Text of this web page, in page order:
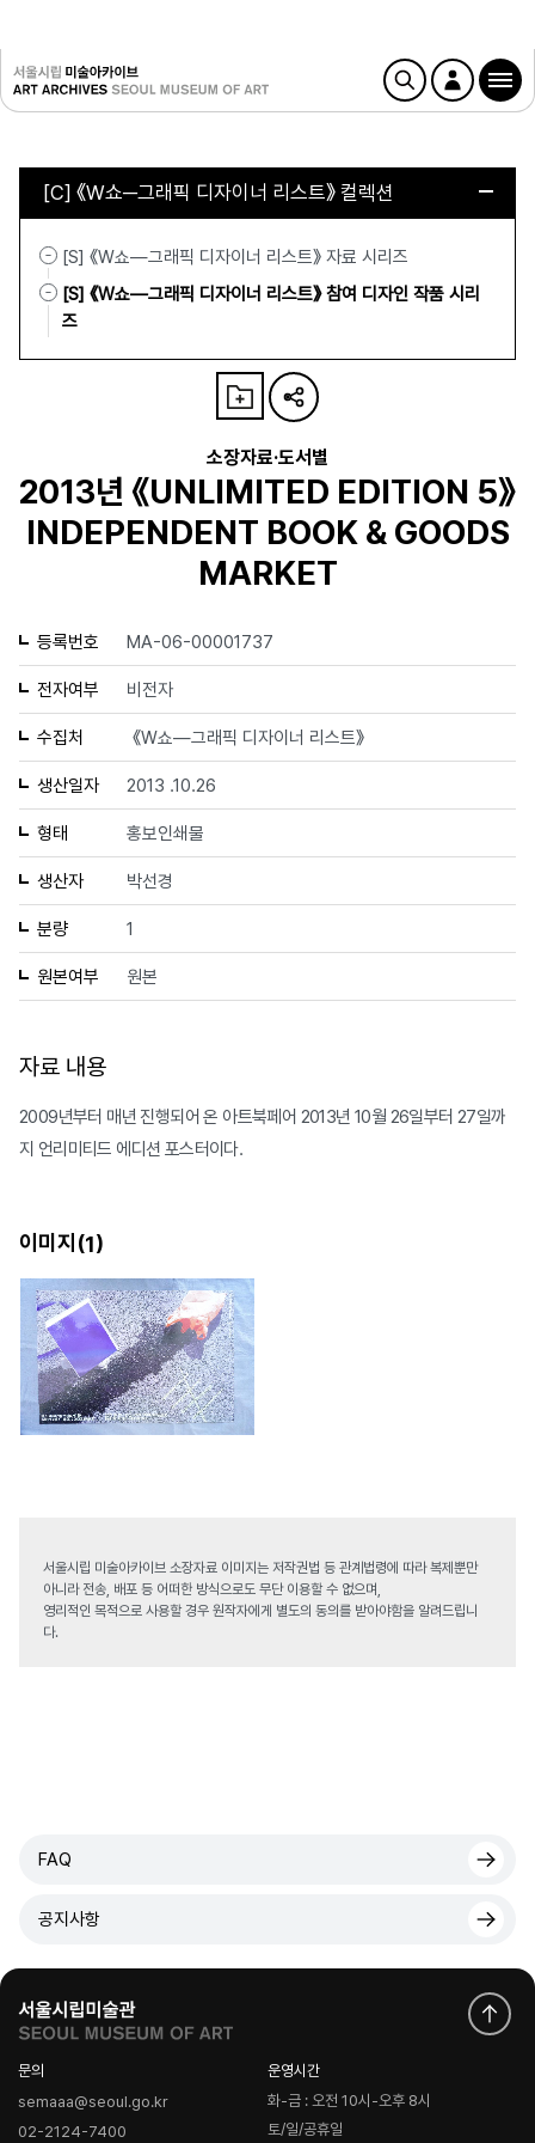
[C] 《W쇼─그래픽 디자이너 리스트》 컬렉션
[S] 《W쇼—그래픽 디자이너 리스트》 자료 시리즈
[S] 《W쇼—그래픽 디자이너 리스트》 참여 디자인 작품 시리
즈
소장자료·도서별
2013년 《UNLIMITED EDITION 5》
INDEPENDENT BOOK & GOODS
MARKET
등록번호 MA-06-00001737
전자여부 비전자
수집처 《W쇼—그래픽 디자이너 리스트》
생산일자 2013 .10.26
형태 홍보인쇄물
생산자 박선경
분량 1
원본여부 원본
자료 내용
2009년부터 매년 진행되어 온 아트북페어 2013년 10월 26일부터 27일까
지 언리미티드 에디션 포스터이다.
이미지(1)
서울시립 미술아카이브 소장자료 이미지는 저작권법 등 관계법령에 따라 복제뿐만
아니라 전송, 배포 등 어떠한 방식으로도 무단 이용할 수 없으며,
영리적인 목적으로 사용할 경우 원작자에게 별도의 동의를 받아야함을 알려드립니
다.
FAQ
공지사항
문의
semaaa@seoul.go.kr
02-2124-7400
운영시간
화-금 : 오전 10시-오후 8시
토/일/공휴일